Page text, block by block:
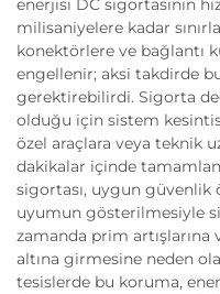
enerjisi DC sigortasının
milisaniyelere kadar
konektörlere ve bağlantı
engellenir; aksi takdirde
gerektirebilirdi. Sigorta
olduğu için sistem
özel araçlara veya teknik
dakikalar içinde
sigortası, uygun güvenlik
uyumun gösterilmesiyle
zamanda prim artışlarına
altına girmesine neden
tesislerde bu koruma,